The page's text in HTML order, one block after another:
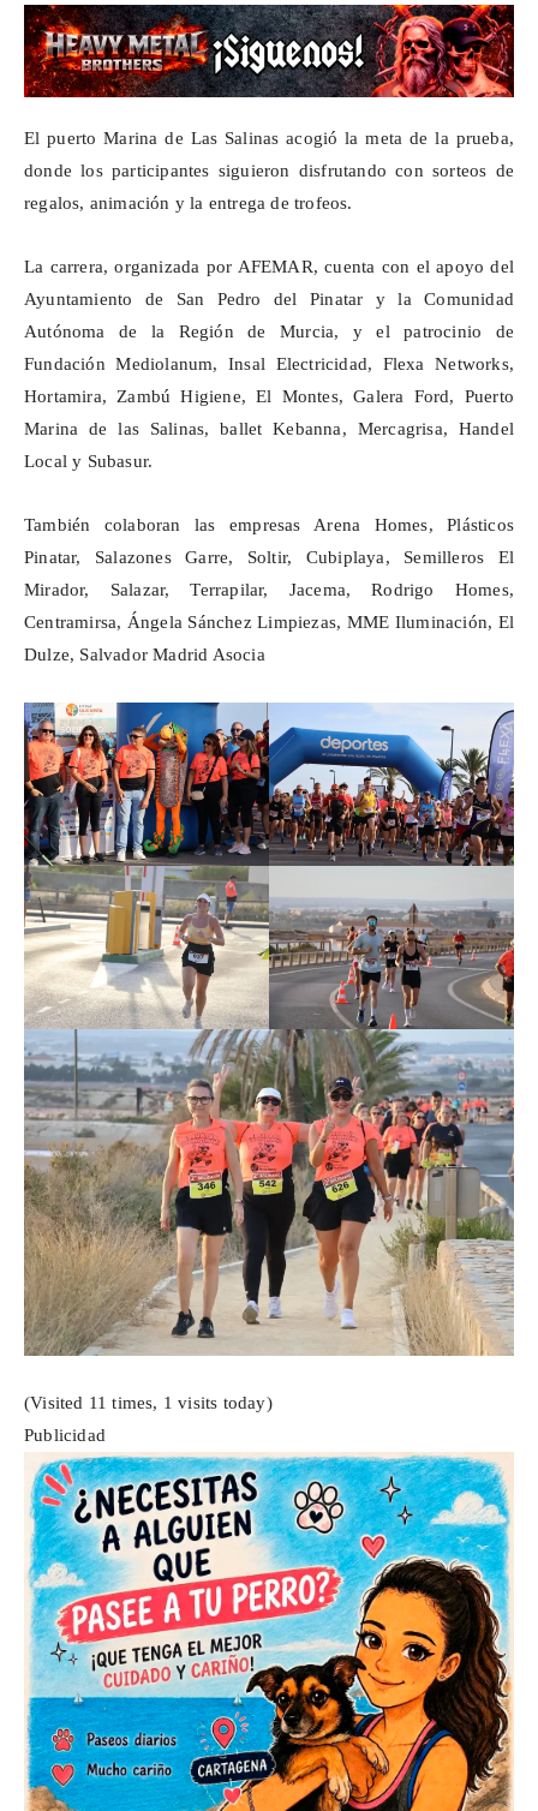
El puerto Marina de Las Salinas acogió la meta de la prueba,
donde los participantes siguieron disfrutando con sorteos de
regalos, animación y la entrega de trofeos.
La carrera, organizada por AFEMAR, cuenta con el apoyo del
Ayuntamiento de San Pedro del Pinatar y la Comunidad
Autónoma de la Región de Murcia, y el patrocinio de
Fundación Mediolanum,Insal Electricidad, Flexa Networks,
Hortamira,Zambú Higiene, El Montes, Galera Ford, Puerto
Marina de las Salinas,ballet Kebanna, Mercagrisa, Handel
Local y Subasur.
También colaboran las empresas Arena Homes, Plásticos
Pinatar, Salazones Garre, Soltir, Cubiplaya, Semilleros El
Mirador, Salazar,Terrapilar, Jacema, Rodrigo Homes,
Centramirsa, Ángela Sánchez Limpiezas, MME Iluminación, El
Dulze, Salvador Madrid Asocia
(Visited 11 times, 1 visits today)
Publicidad